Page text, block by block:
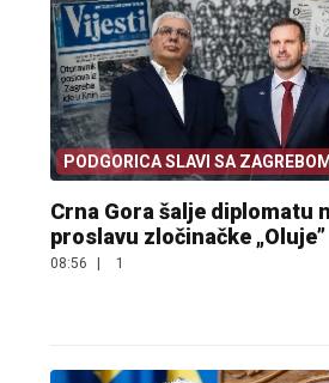
PODGORICA SLAVI SA ZAGREBOM
Crna Gora šalje diplomatu
proslavu zločinačke „Oluje”
08:56 | 1